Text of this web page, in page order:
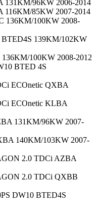
131KM/96KW 2006-2014
85KW 2007-2014
136KM/100KW 2008-
139KM/102KW
100KW 2008-2012
BTED 4S
ECOnetic QXBA
ECOnetic KLBA
131KM/96KW 2007-
140KM/103KW 2007-
2.0 TDCi AZBA
2.0 TDCi QXBB
DW10 BTED4S